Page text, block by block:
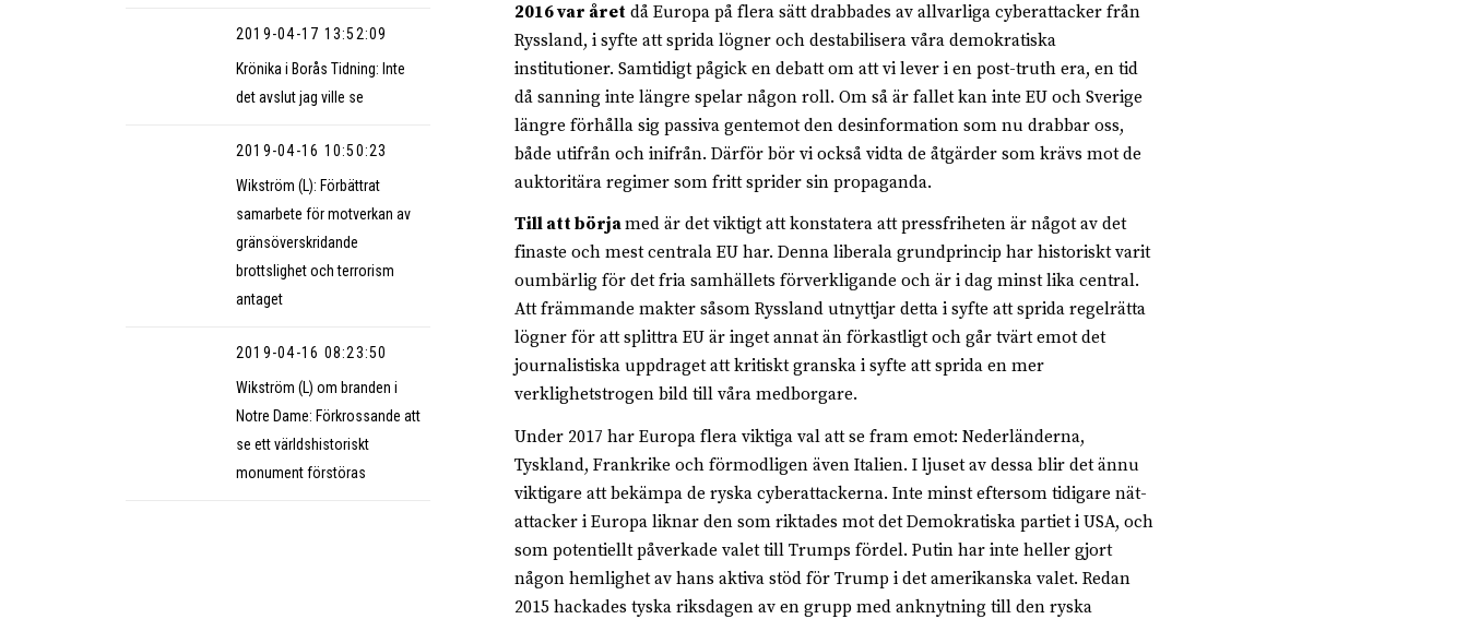
2019-04-17 13:52:09
Krönika i Borås Tidning: Inte
det avslut jag ville se
2019-04-16 10:50:23
Wikström (L): Förbättrat
samarbete för motverkan av
gränsöverskridande
brottslighet och terrorism
antaget
2019-04-16 08:23:50
Wikström (L) om branden i
Notre Dame: Förkrossande att
se ett världshistoriskt
monument förstöras
2016 var året då Europa på flera sätt drabbades av allvarliga cyberattacker från
Ryssland, i syfte att sprida lögner och destabilisera våra demokratiska
institutioner. Samtidigt pågick en debatt om att vi lever i en post-truth era, en tid
då sanning inte längre spelar någon roll. Om så är fallet kan inte EU och Sverige
längre förhålla sig passiva gentemot den desinformation som nu drabbar oss,
både utifrån och inifrån. Därför bör vi också vidta de åtgärder som krävs mot de
auktoritära regimer som fritt sprider sin propaganda.
Till att börjamed är det viktigt att konstatera att pressfriheten är något av det
finaste och mest centrala EU har. Denna liberala grundprincip har historiskt varit
oumbärlig för det fria samhällets förverkligande och är i dag minst lika central.
Att främmande makter såsom Ryssland utnyttjar detta i syfte att sprida regelrätta
lögner för att splittra EU är inget annat än förkastligt och går tvärt emot det
journalistiska uppdraget att kritiskt granska i syfte att sprida en mer
verklighetstrogen bild till våra medborgare.
Under 2017 har Europa flera viktiga val att se fram emot: Nederländerna,
Tyskland, Frankrike och förmodligen även Italien. I ljuset av dessa blir det ännu
viktigare att bekämpa de ryska cyberattackerna. Inte minst eftersom tidigare nät-
attacker i Europa liknar den som riktades mot det Demokratiska partiet i USA, och
som potentiellt påverkade valet till Trumps fördel. Putin har inte heller gjort
någon hemlighet av hans aktiva stöd för Trump i det amerikanska valet. Redan
2015 hackades tyska riksdagen av en grupp med anknytning till den ryska